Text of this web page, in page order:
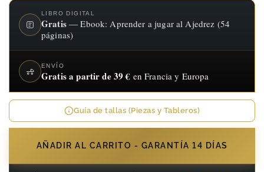
LIBRO DIGITAL
Gratis— Ebook: Aprender a jugar al Ajedrez (54
páginas)
ENVÍO
Gratis a partir de 39 € en Francia y Europa
Guía de tallas (Piezas y Tableros)
AÑADIR AL CARRITO - GARANTÍA 14 DÍAS